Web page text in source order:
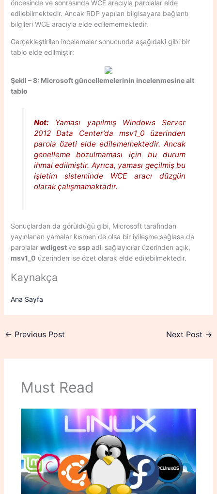
öncesinde ve sonrasında WCE aracıyla parolalar elde
edilebilmektedir. Ancak RDP yapılan bilgisayara bağlantı
bilgileri WCE aracıyla elde edilememektedir.
Gerçekleştirilen incelemeler sonucunda aşağıdaki gibi bir
tablo elde edilmiştir:
Şekil – 8: Microsoft güncellemelerinin incelenmesine ait
tablo
Not: Yaması yapılmış Windows Server
2012 Data Center’da msv1_0 üzerinden
parola özeti elde edilememektedir. Ancak
genelleme bozulmaması için bu durum
ihmal edilmiştir. Ayrıca, yaması geçilmiş bu
işletim sisteminde WCE aracı düzgün
olarak çalışmamaktadır.
Sonuçlardan da görüldüğü gibi, Microsoft tarafından
yayınlanan yamalar kısmen de olsa bir iyileşme sağlasa da
parolalar wdigestve sspadlı sağlayıcılar üzerinden açık,
msv1_0 üzerinden ise özet olarak elde edilebilmektedir.
Kaynakça
Ana Sayfa
← Previous Post Next Post →
Must Read